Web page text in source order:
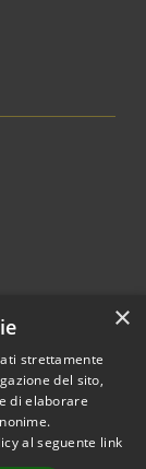
• Comune di
• Powered by
×
strettamente
del sito,
di elaborare
al seguente link